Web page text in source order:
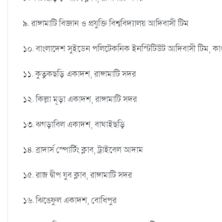
৯. রাঙ্গামাটি বিজ্ঞান ও প্রযুক্তি বিশ্ববিদ্যালয় আদিবাসী টিম
১০. বাংলাদেশ সুইডেন পলিটেকনিক ইনস্টিটিউট আদিবাসী টিম,
১১. কুতুকছড়ি একাদশ, রাঙ্গামাটি সদর
১২. কিল্লা মূড়া একাদশ, রাঙ্গামাটি সদর
১৩. ঝগড়াবিল একাদশ, বাঘাইছড়ি
১৪. ব্রাদার্স স্পোর্টিং ক্লাব, ট্রাইবেল আদাম
১৫. রাজ দ্বীপ যুব ক্লাব, রাঙ্গামাটি সদর
১৬. ঝিঙেফুল একাদশ, বোধিপুর